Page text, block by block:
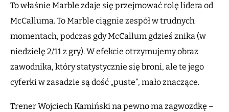
To właśnie Marble zdaje się przejmować rolę lidera od
McCalluma. To Marble ciągnie zespół w trudnych
momentach, podczas gdy McCallum gdzieś znika (w
niedzielę 2/11 z gry). W efekcie otrzymujemy obraz
zawodnika, który statystycznie się broni, ale te jego
cyferki w zasadzie są dość „puste”, mało znaczące.
Trener Wojciech Kamiński na pewno ma zagwozdkę –